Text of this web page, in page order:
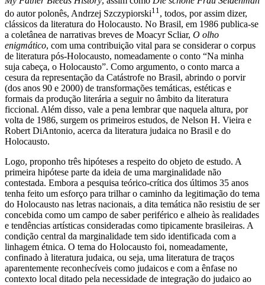
My Father Bleeds History , assim comoDie schöne Frau Seidenman
do autor polonês, Andrzej Szczypiorski11, todos, por assim dizer,
clássicos da literatura do Holocausto. No Brasil, em 1986 publica-se
a coletânea de narrativas breves de Moacyr Scliar,O olho
enigmático, com uma contribuição vital para se considerar o corpus
de literatura pós-Holocausto, nomeadamente o conto “Na minha
suja cabeça, o Holocausto”. Como argumento, o conto marca a
cesura da representação da Catástrofe no Brasil, abrindo o porvir
(dos anos 90 e 2000) de transformações temáticas, estéticas e
formais da produção literária a seguir no âmbito da literatura
ficcional. Além disso, vale a pena lembrar que naquela altura, por
volta de 1986, surgem os primeiros estudos, de Nelson H. Vieira e
Robert DiAntonio, acerca da literatura judaica no Brasil e do
Logo, proponho três hipóteses a respeito do objeto de estudo. A
primeira hipótese parte da ideia de uma marginalidade não
contestada. Embora a pesquisa teórico-crítica dos últimos 35 anos
tenha feito um esforço para trilhar o caminho da legitimação do tema
do Holocausto nas letras nacionais, a dita temática não resistiu de ser
concebida como um campo de saber periférico e alheio às realidades
e tendências artísticas consideradas como tipicamente brasileiras. A
condição central da marginalidade tem sido identificada com a
linhagem étnica. O tema do Holocausto foi, nomeadamente,
confinado à literatura judaica, ou seja, uma literatura de traços
aparentemente reconhecíveis como judaicos e com a ênfase no